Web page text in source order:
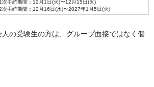
1次手続期間：12月1日(火)〜12月15日(火)
次手続期間：12月16日(水)〜2027年1月5日(火)
の受験生の方は、グループ面接ではなく個